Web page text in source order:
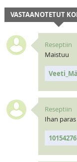
VASTAANOTETUT
Reseptiin
Maistuu
Reseptiin
Ihan